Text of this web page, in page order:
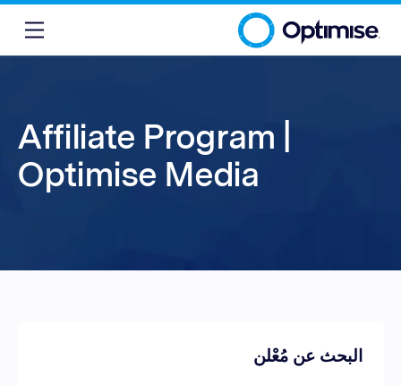
Affiliate Program |
Optimise Media
البحث عن مُعْلن